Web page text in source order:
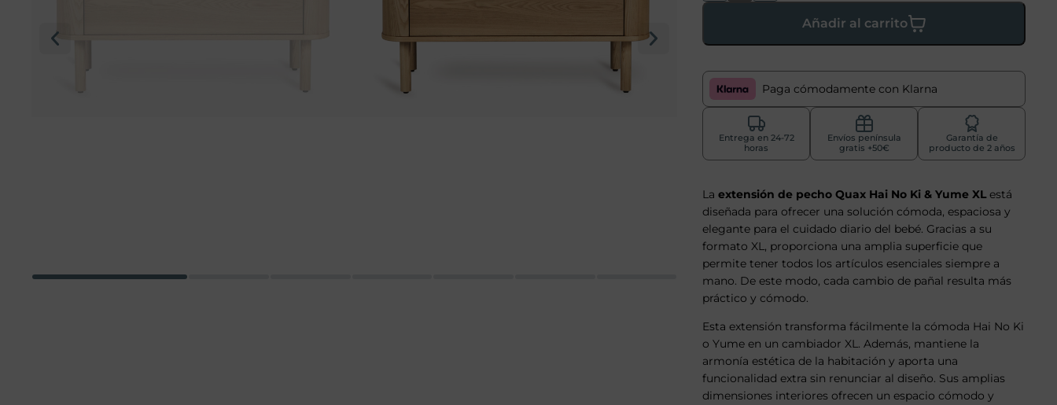
Añadir al carrito
Paga cómodamente con Klarna
Entrega en 24-72
horas
Envíos península
gratis +50€
Garantía de
producto de 2 años
Laextensión de pecho Quax Hai No Ki & Yume XLestá
diseñada para ofrecer una solución cómoda, espaciosa y
elegante para el cuidado diario del bebé. Gracias a su
formato XL, proporciona una amplia superficie que
permite tener todos los artículos esenciales siempre a
mano. De este modo, cada cambio de pañal resulta más
práctico y cómodo.
Esta extensión transforma fácilmente la cómoda Hai No Ki
o Yume en un cambiador XL. Además, mantiene la
armonía estética de la habitación y aporta una
funcionalidad extra sin renunciar al diseño. Sus amplias
dimensiones interiores ofrecen un espacio cómodo y